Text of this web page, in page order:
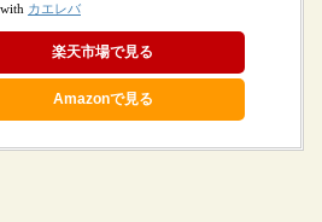
カエレバ
楽天市場で見る
Amazonで見る